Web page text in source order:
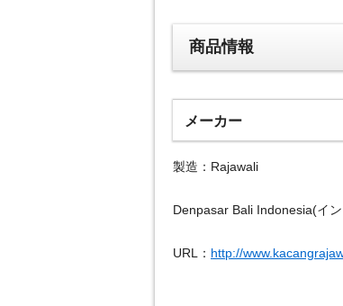
商品情報
メーカー
製造：Rajawali
Denpasar Bali Indonesia(イ
URL： http://